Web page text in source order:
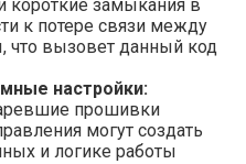
замыкания в
к потере связи между
что вызовет данный код
настройки:
прошивки
могут создать
и логике работы